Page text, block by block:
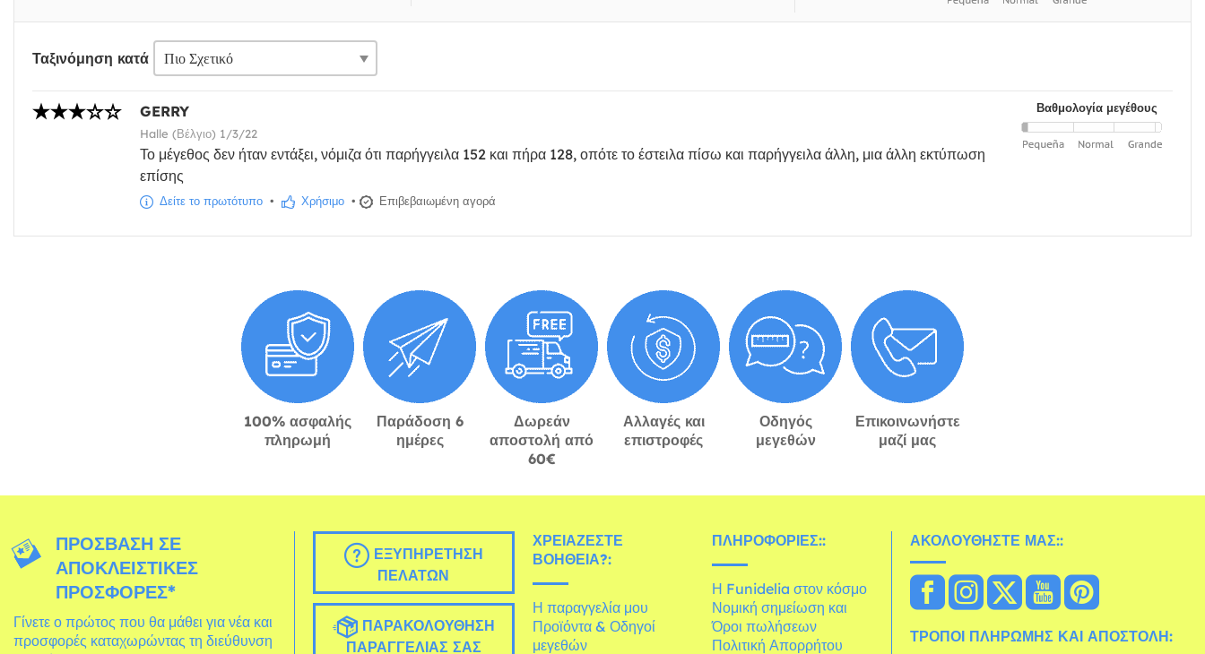
Ταξινόμηση κατά
Βαθμολογία μεγέθους
GERRY
Halle (Βέλγιο) 1/3/22
Το μέγεθος δεν ήταν εντάξει, νόμιζα ότι παρήγγειλα 152 και πήρα 128, οπότε το έστειλα πίσω και παρήγγειλα άλλη, μια άλλη εκτύπωση
επίσης
Δείτε το πρωτότυπο • Χρήσιμο • Επιβεβαιωμένη αγορά
100% ασφαλής
πληρωμή
Παράδοση 6
ημέρες
Δωρεάν
αποστολή από
60€
Αλλαγές και
επιστροφές
Οδηγός
μεγεθών
Επικοινωνήστε
μαζί μας
ΠΡΌΣΒΑΣΗ ΣΕ
ΑΠΟΚΛΕΙΣΤΙΚΈΣ
ΠΡΟΣΦΟΡΈΣ*
Γίνετε ο πρώτος που θα μάθει για νέα και
προσφορές καταχωρώντας τη διεύθυνση
ΕΞΥΠΗΡΈΤΗΣΗ
ΠΕΛΑΤΏΝ
ΠΑΡΑΚΟΛΟΎΘΗΣΗ
ΠΑΡΑΓΓΕΛΊΑΣ ΣΑΣ
ΧΡΕΙΆΖΕΣΤΕ
ΒΟΉΘΕΙΑ?:
Η παραγγελία μου
Προϊόντα & Οδηγοί
μεγεθών
ΠΛΗΡΟΦΟΡΊΕΣ::
Η Funidelia στον κόσμο
Νομική σημείωση και
Όροι πωλήσεων
Πολιτική Απορρήτου
ΑΚΟΛΟΥΘΉΣΤΕ ΜΑΣ::
ΤΡΌΠΟΙ ΠΛΗΡΩΜΉΣ ΚΑΙ ΑΠΟΣΤΟΛΉ: